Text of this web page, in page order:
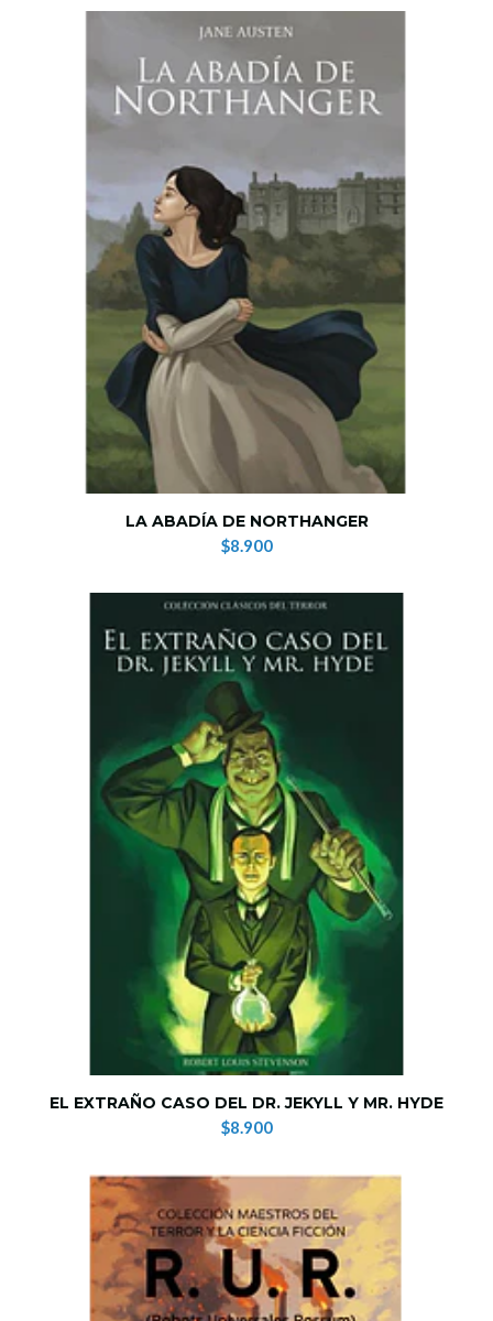
LA ABADÍA DE NORTHANGER
$8.900
EL EXTRAÑO CASO DEL DR. JEKYLL Y MR. HYDE
$8.900